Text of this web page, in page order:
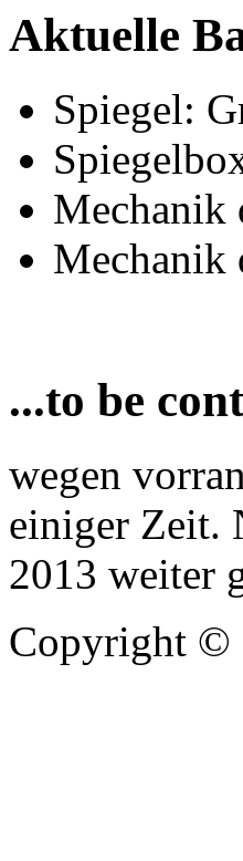
Aktuelle
Spiegel:
Mechanik
Mechanik
...to be
wegen
einiger Zeit.
2013 weiter
Copyright ©